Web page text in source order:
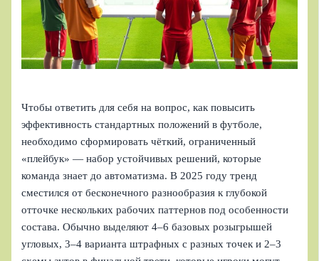
Чтобы ответить для себя на вопрос, как повысить
эффективность стандартных положений в футболе,
необходимо сформировать чёткий, ограниченный
«плейбук» — набор устойчивых решений, которые
команда знает до автоматизма. В 2025 году тренд
сместился от бесконечного разнообразия к глубокой
отточке нескольких рабочих паттернов под особенности
состава. Обычно выделяют 4–6 базовых розыгрышей
угловых, 3–4 варианта штрафных с разных точек и 2–3